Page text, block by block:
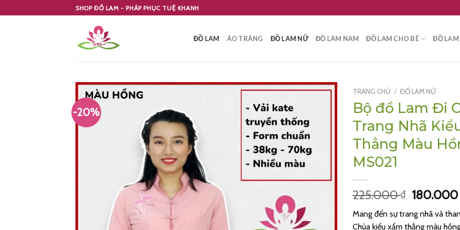
to
SHOP ĐỒ LAM - PHÁP PHỤC TUỆ KHANH
ĐỒ LAM ÁO TRÀNG ĐỒ LAM NỮ ĐỒ LAM NAM ĐỒ LAM CHO BÉ ĐỒ
-20%
TRANG CHỦ / ĐỒ LAM NỮ
Bộ đồ Lam Đi
Trang Nhã
Thẳng Màu
MS021
225.000₫ Giá
là:
Mang đến sự trang nhã và
Chùa kiểu xẩm thẳng màu